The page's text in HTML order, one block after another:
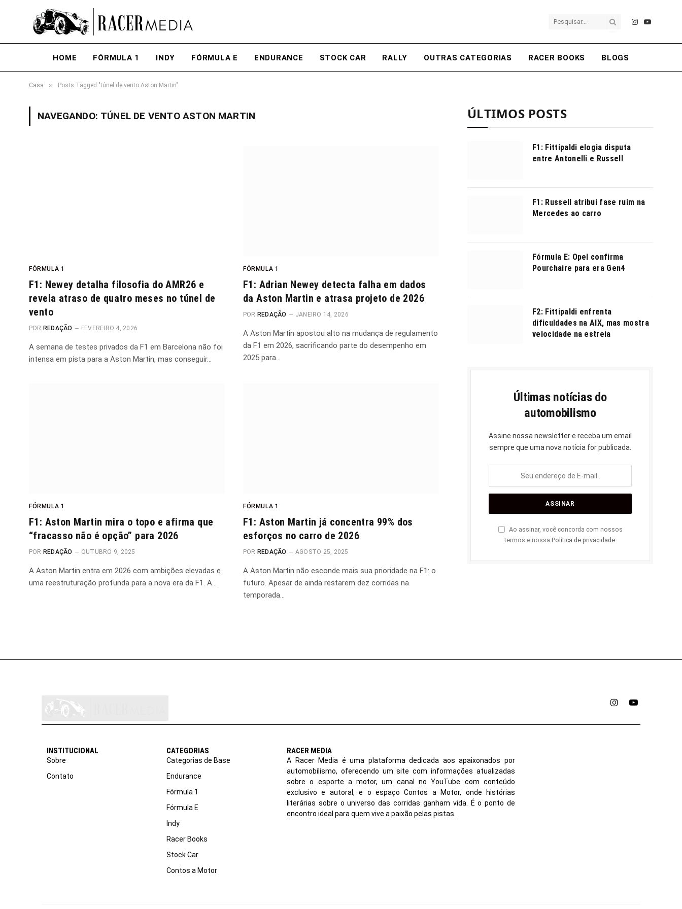
Instagram
YouTube
HOME FÓRMULA 1 INDY FÓRMULA E ENDURANCE STOCK CAR RALLY OUTRAS CATEGORIAS RACER BOOKS BLOGS
Casa » Posts Tagged "túnel de vento Aston Martin"
NAVEGANDO: TÚNEL DE VENTO ASTON MARTIN
FÓRMULA 1
F1: Newey detalha filosofia do AMR26 e
revela atraso de quatro meses no túnel de
vento
POR REDAÇÃO FEVEREIRO 4, 2026
A semana de testes privados da F1 em Barcelona não foi
intensa em pista para a Aston Martin, mas conseguir…
FÓRMULA 1
F1: Adrian Newey detecta falha em dados
da Aston Martin e atrasa projeto de 2026
POR REDAÇÃO JANEIRO 14, 2026
A Aston Martin apostou alto na mudança de regulamento
da F1 em 2026, sacrificando parte do desempenho em
2025 para…
FÓRMULA 1
F1: Aston Martin mira o topo e afirma que
“fracasso não é opção” para 2026
POR REDAÇÃO OUTUBRO 9, 2025
A Aston Martin entra em 2026 com ambições elevadas e
uma reestruturação profunda para a nova era da F1. A…
FÓRMULA 1
F1: Aston Martin já concentra 99% dos
esforços no carro de 2026
POR REDAÇÃO AGOSTO 25, 2025
A Aston Martin não esconde mais sua prioridade na F1: o
futuro. Apesar de ainda restarem dez corridas na
temporada…
ÚLTIMOS POSTS
F1: Fittipaldi elogia disputa
entre Antonelli e Russell
F1: Russell atribui fase ruim na
Mercedes ao carro
Fórmula E: Opel confirma
Pourchaire para era Gen4
F2: Fittipaldi enfrenta
dificuldades na AIX, mas mostra
velocidade na estreia
Últimas notícias do
automobilismo
Assine nossa newsletter e receba um email
sempre que uma nova notícia for publicada.
Ao assinar, você concorda com nossos
termos e nossa Política de privacidade.
InstagramYouTube
INSTITUCIONAL
Sobre
Contato
CATEGORIAS
Categorias de Base
Endurance
Fórmula 1
Fórmula E
Indy
Racer Books
Stock Car
Contos a Motor
RACER MEDIA
A Racer Media é uma plataforma dedicada aos apaixonados por
automobilismo, oferecendo um site com informações atualizadas
sobre o esporte a motor, um canal no YouTube com conteúdo
exclusivo e autoral, e o espaço Contos a Motor, onde histórias
literárias sobre o universo das corridas ganham vida. É o ponto de
encontro ideal para quem vive a paixão pelas pistas.